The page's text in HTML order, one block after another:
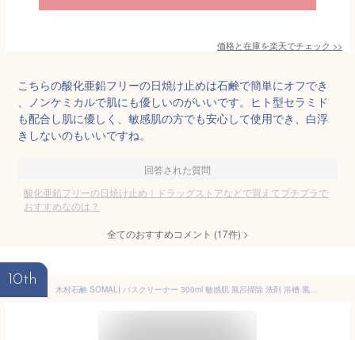
価格と在庫を楽天でチェック >>
こちらの酸化亜鉛フリーの日焼け止めは石鹸で簡単にオフでき
、ノンケミカルで肌にも優しいのがいいです。ヒト型セラミド
も配合し肌に優しく、敏感肌の方でも安心して使用でき、白浮
きしないのもいいですね。
回答された質問
酸化亜鉛フリーの日焼け止め｜ドラッグストアなどで買えてプチプラで
おすすめなのは？
全てのおすすめコメント (17件) >
10th
木村石鹸 SOMALI バスクリーナー 300ml 敏感肌 風呂掃除 洗剤 浴槽 風呂床 お風呂用洗剤 オレンジ 液体 スプレー 泡 掃除 植物由来成分